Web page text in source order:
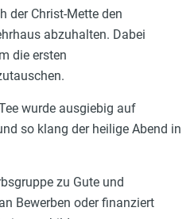
der Christ-Mette den
abzuhalten. Dabei
die ersten
wurde ausgiebig auf
so klang der heilige Abend in
zu Gute und
Bewerben oder finanziert